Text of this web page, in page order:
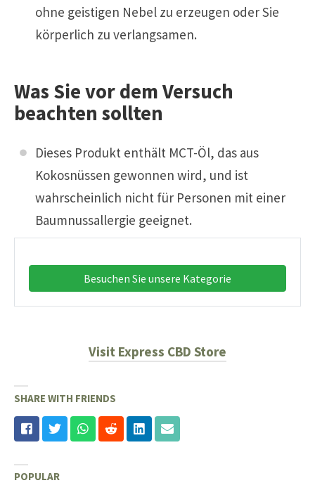
ohne geistigen Nebel zu erzeugen oder Sie
körperlich zu verlangsamen.
Was Sie vor dem Versuch
beachten sollten
Dieses Produkt enthält MCT-Öl, das aus
Kokosnüssen gewonnen wird, und ist
wahrscheinlich nicht für Personen mit einer
Baumnussallergie geeignet.
Besuchen Sie unsere Kategorie
Visit Express CBD Store
SHARE WITH FRIENDS
POPULAR